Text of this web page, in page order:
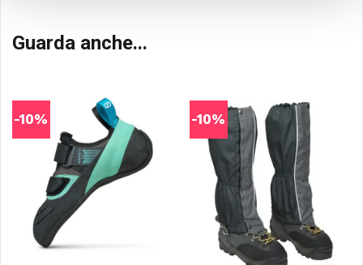
Guarda anche...
-10% -10%